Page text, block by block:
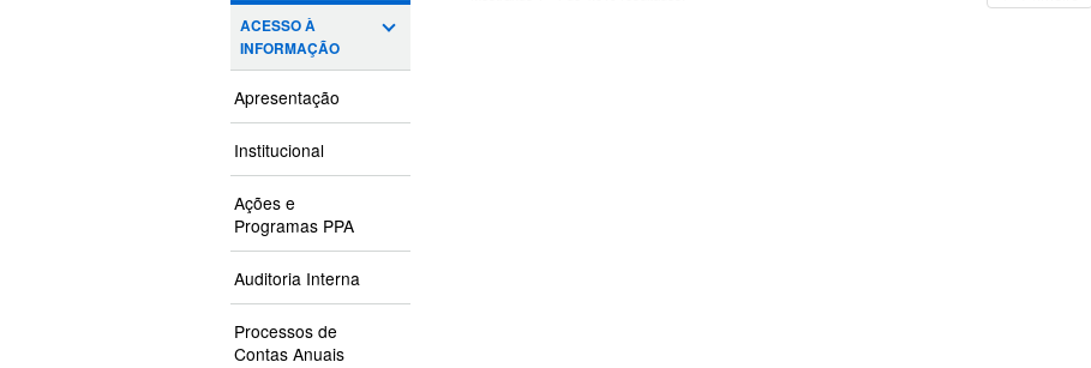
ACESSO À
INFORMAÇÃO
Apresentação
Institucional
Ações e
Programas PPA
Auditoria Interna
Processos de
Contas Anuais